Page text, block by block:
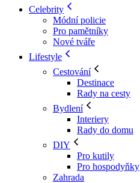
Celebrity
Módní policie
Pro pamětníky
Nové tváře
Lifestyle
Cestování
Destinace
Rady na cesty
Bydlení
Interiery
Rady do domu
DIY
Pro kutily
Pro hospodyňky
Zahrada